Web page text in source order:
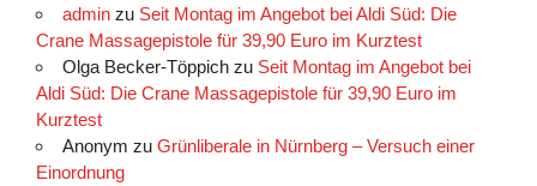
adminzu Seit Montag im Angebot bei Aldi Süd: Die
Crane Massagepistole für 39,90 Euro im Kurztest
Olga Becker-Töppichzu Seit Montag im Angebot bei
Aldi Süd: Die Crane Massagepistole für 39,90 Euro im
Kurztest
Anonym zu Grünliberale in Nürnberg – Versuch einer
Einordnung